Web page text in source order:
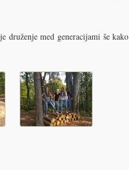
druženje med generacijami še kako